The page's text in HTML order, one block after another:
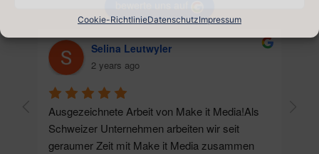
Cookie-RichtlinieDatenschutzImpressum
Selina Leutwyler
2 years ago
Ausgezeichnete Arbeit von Make it Media!Als
Schweizer Unternehmen arbeiten wir seit
geraumer Zeit mit Make it Media zusammen